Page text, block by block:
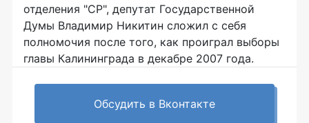
отделения "СР", депутат Государственной
Думы Владимир Никитин сложил с себя
полномочия после того, как проиграл выборы
главы Калининграда в декабре 2007 года.
Обсудить в Вконтакте